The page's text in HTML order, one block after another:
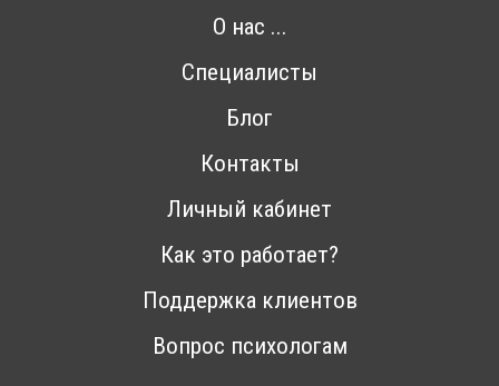
О нас ...
Специалисты
Блог
Контакты
Личный кабинет
Как это работает?
Поддержка клиентов
Вопрос психологам